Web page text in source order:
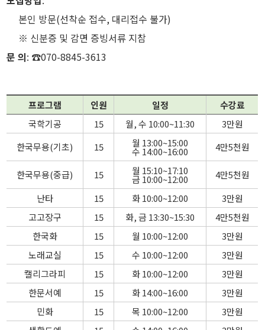
본인 방문(선착순 접수, 대리접수 불가)
※ 신분증 및 감면 증빙서류 지참
문 의: ☎070-8845-3613
프로그램 인원 일정
수강료
국학기공
15 월, 수 10:00~11:30
3만원
한국무용(기초)
15 월 13:00~15:00
수 14:00~16:00 4만5천원
한국무용(중급) 15 월 15:10~17:10
금 10:00~12:00
4만5천원
난타
15 화 10:00~12:00
3만원
고고장구
15 화, 금 13:30~15:30
4만5천원
한국화
15 월 10:00~12:00
3만원
노래교실
15 수 10:00~12:00
3만원
캘리그라피
15 화 10:00~12:00
3만원
한문서예
15 화 14:00~16:00
3만원
민화
15 목 10:00~12:00
3만원